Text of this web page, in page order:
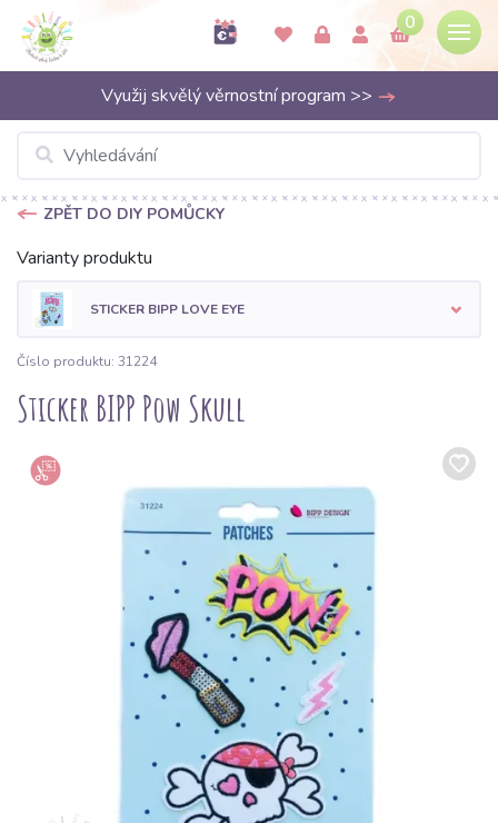
0
Využij skvělý věrnostní program >>
ZPĚT DO DIY POMŮCKY
Varianty produktu
STICKER BIPP LOVE EYE
Číslo produktu: 31224
Sticker BIPP Pow Skull